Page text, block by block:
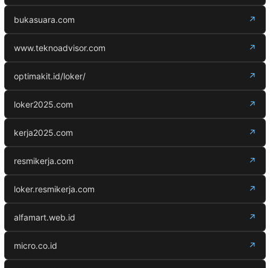
bukasuara.com ↗
www.teknoadvisor.com ↗
optimakit.id/loker/ ↗
loker2025.com ↗
kerja2025.com ↗
resmikerja.com ↗
loker.resmikerja.com ↗
alfamart.web.id ↗
micro.co.id ↗